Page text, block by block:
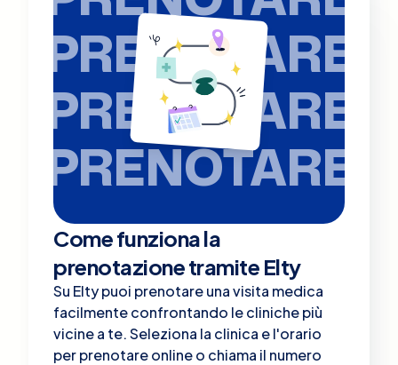
PRENOTARE
PRENOTARE
PRENOTARE
Come funziona la
prenotazione tramite Elty
Su Elty puoi prenotare una visita medica
facilmente confrontando le cliniche più
vicine a te. Seleziona la clinica e l'orario
per prenotare online o chiama il numero